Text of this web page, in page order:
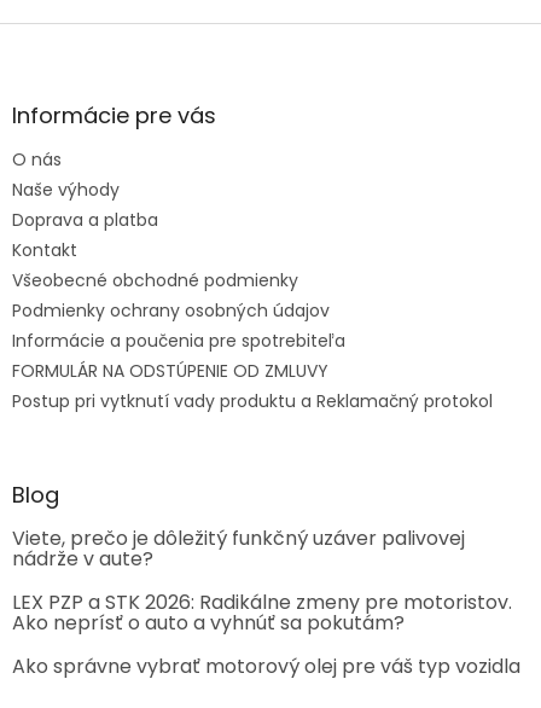
Zápätie
Informácie pre vás
O nás
Naše výhody
Doprava a platba
Kontakt
Všeobecné obchodné podmienky
Podmienky ochrany osobných údajov
Informácie a poučenia pre spotrebiteľa
FORMULÁR NA ODSTÚPENIE OD ZMLUVY
Postup pri vytknutí vady produktu a Reklamačný protokol
Blog
Viete, prečo je dôležitý funkčný uzáver palivovej
nádrže v aute?
LEX PZP a STK 2026: Radikálne zmeny pre motoristov.
Ako neprísť o auto a vyhnúť sa pokutám?
Ako správne vybrať motorový olej pre váš typ vozidla